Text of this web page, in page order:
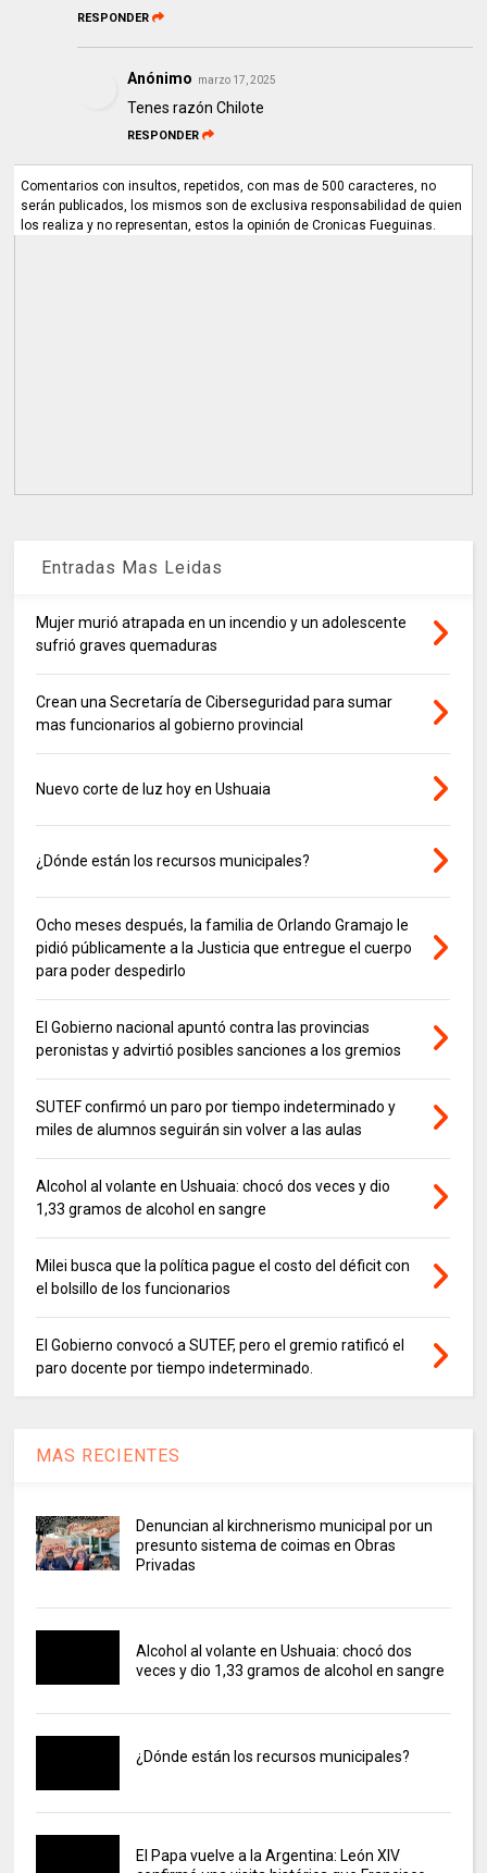
RESPONDER
Anónimo marzo 17, 2025
Tenes razón Chilote
RESPONDER
Comentarios con insultos, repetidos, con mas de 500 caracteres, no
serán publicados, los mismos son de exclusiva responsabilidad de quien
los realiza y no representan, estos la opinión de Cronicas Fueguinas.
Entradas Mas Leidas
Mujer murió atrapada en un incendio y un adolescente
sufrió graves quemaduras
Crean una Secretaría de Ciberseguridad para sumar
mas funcionarios al gobierno provincial
Nuevo corte de luz hoy en Ushuaia
¿Dónde están los recursos municipales?
Ocho meses después, la familia de Orlando Gramajo le
pidió públicamente a la Justicia que entregue el cuerpo
para poder despedirlo
El Gobierno nacional apuntó contra las provincias
peronistas y advirtió posibles sanciones a los gremios
SUTEF confirmó un paro por tiempo indeterminado y
miles de alumnos seguirán sin volver a las aulas
Alcohol al volante en Ushuaia: chocó dos veces y dio
1,33 gramos de alcohol en sangre
Milei busca que la política pague el costo del déficit con
el bolsillo de los funcionarios
El Gobierno convocó a SUTEF, pero el gremio ratificó el
paro docente por tiempo indeterminado.
MAS RECIENTES
Denuncian al kirchnerismo municipal por un
presunto sistema de coimas en Obras
Privadas
Alcohol al volante en Ushuaia: chocó dos
veces y dio 1,33 gramos de alcohol en sangre
¿Dónde están los recursos municipales?
El Papa vuelve a la Argentina: León XIV